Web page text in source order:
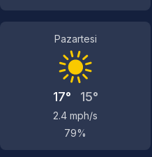
Pazartesi
17° 15°
2.4 mph/s
79%